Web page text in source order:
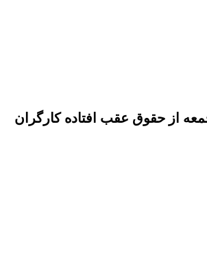
جمعه از حقوق عقب افتاده کارگران